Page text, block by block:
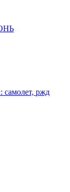
самолет, ржд